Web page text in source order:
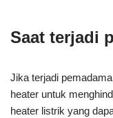
Saat terjadi
Jika terjadi
heater untuk
heater listrik yang